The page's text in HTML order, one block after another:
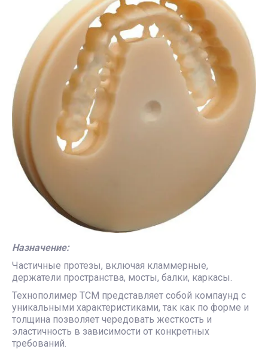
Назначение:
Частичные протезы, включая кламмерные,
держатели пространства, мосты, балки, каркасы.
Технополимер ТСМ представляет собой компаунд с
уникальными характеристиками, так как по форме и
толщина позволяет чередовать жесткость и
эластичность в зависимости от конкретных
требований.